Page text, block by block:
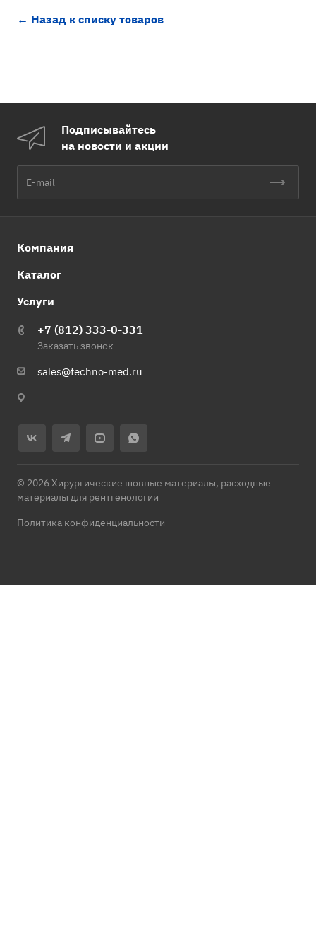
← Назад к списку товаров
Подписывайтесь
на новости и акции
Компания
Каталог
Услуги
+7 (812) 333-0-331
Заказать звонок
sales@techno-med.ru
© 2026 Хирургические шовные материалы, расходные
материалы для рентгенологии
Политика конфиденциальности